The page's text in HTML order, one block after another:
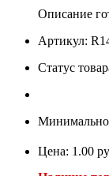
Описание
Артикул:
Статус
Цена: 1.00